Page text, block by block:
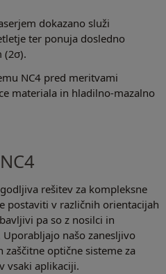
dokazano služi
ter ponuja dosledno
(2σ).
NC4 pred meritvami
materiala in hladilno-mazalno
rešitev za kompleksne
postaviti v različnih orientacijah
pa so z nosilci in
našo zanesljivo
optične sisteme za
vsaki aplikaciji.